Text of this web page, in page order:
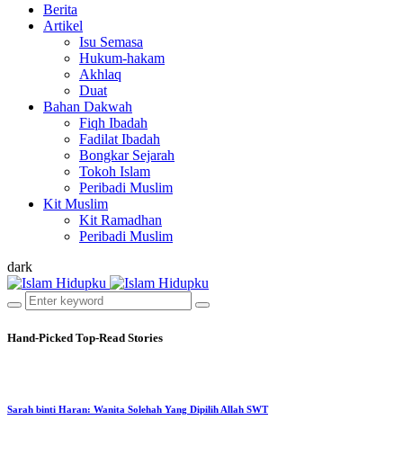
Berita
Artikel
Isu Semasa
Hukum-hakam
Akhlaq
Duat
Bahan Dakwah
Fiqh Ibadah
Fadilat Ibadah
Bongkar Sejarah
Tokoh Islam
Peribadi Muslim
Kit Muslim
Kit Ramadhan
Peribadi Muslim
dark
Hand-Picked Top-Read Stories
Sarah binti Haran: Wanita Solehah Yang Dipilih Allah SWT